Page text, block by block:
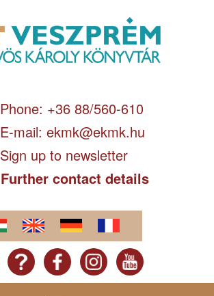
Phone: +36 88/560-610
E-mail: ekmk@ekmk.hu
Sign up to newsletter
Further contact details